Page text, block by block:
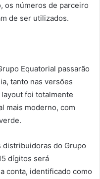
os números de parceiro
de ser utilizados.
Equatorial passarão
tanto nas versões
foi totalmente
mais moderno, com
distribuidoras do Grupo
dígitos será
conta, identificado como